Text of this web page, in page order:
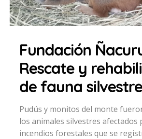
Fundación
Rescate y
de fauna silvestre
Pudús y monitos del monte
los animales silvestres afectados
incendios forestales que se